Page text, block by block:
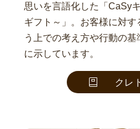
思いを言語化した「CaSy
ギフト～」。お客様に対
う上での考え方や行動の基
に示しています。
クレ